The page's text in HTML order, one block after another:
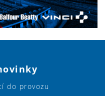
do provozu